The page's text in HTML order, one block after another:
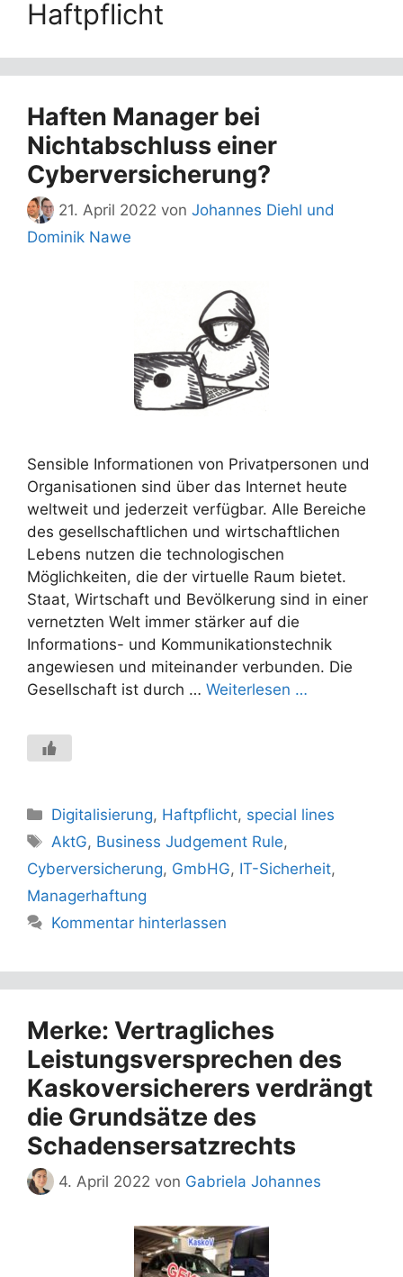
Haftpflicht
Haften Manager bei
Nichtabschluss einer
Cyberversicherung?
21. April 2022 von Johannes Diehl und
Dominik Nawe
Sensible Informationen von Privatpersonen und
Organisationen sind über das Internet heute
weltweit und jederzeit verfügbar. Alle Bereiche
des gesellschaftlichen und wirtschaftlichen
Lebens nutzen die technologischen
Möglichkeiten, die der virtuelle Raum bietet.
Staat, Wirtschaft und Bevölkerung sind in einer
vernetzten Welt immer stärker auf die
Informations- und Kommunikationstechnik
angewiesen und miteinander verbunden. Die
Gesellschaft ist durch … Weiterlesen …
Kategorien
Digitalisierung, Haftpflicht, special lines
Schlagwörter
AktG, Business Judgement Rule,
Cyberversicherung, GmbHG, IT-Sicherheit,
Managerhaftung
Kommentar hinterlassen
Merke: Vertragliches
Leistungsversprechen des
Kaskoversicherers verdrängt
die Grundsätze des
Schadensersatzrechts
4. April 2022 von Gabriela Johannes